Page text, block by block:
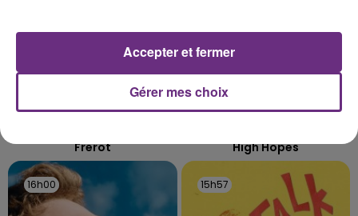
Frerot High Hopes
16h00
16h00 15h57
15h57
Gérer mes choix
Accepter et fermer